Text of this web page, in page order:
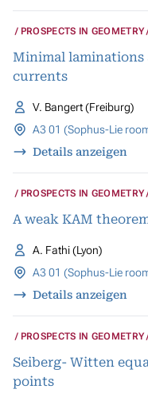
PROSPECTS IN GEOMETRY
Minimal
currents
V. Bangert (Freiburg)
A3 01 (Sophus-Lie
Details anzeigen
PROSPECTS IN GEOMETRY
A weak KAM
A. Fathi (Lyon)
A3 01 (Sophus-Lie
Details anzeigen
PROSPECTS IN GEOMETRY
Seiberg- Witten
points